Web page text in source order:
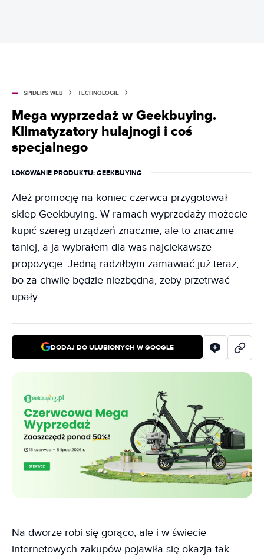
SPIDER'S WEB TECHNOLOGIE
Mega wyprzedaż w Geekbuying.
Klimatyzatory hulajnogi i coś
specjalnego
LOKOWANIE PRODUKTU: GEEKBUYING
Ależ promocję na koniec czerwca przygotował
sklep Geekbuying. W ramach wyprzedaży możecie
kupić szereg urządzeń znacznie, ale to znacznie
taniej, a ja wybrałem dla was najciekawsze
propozycje. Jedną radziłbym zamawiać już teraz,
bo za chwilę będzie niezbędna, żeby przetrwać
upały.
DODAJ DO ULUBIONYCH W GOOGLE
Na dworze robi się gorąco, ale i w świecie
internetowych zakupów pojawiła się okazja tak